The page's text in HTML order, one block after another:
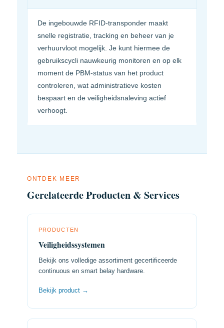
De ingebouwde RFID-transponder maakt
snelle registratie, tracking en beheer van je
verhuurvloot mogelijk. Je kunt hiermee de
gebruikscycli nauwkeurig monitoren en op elk
moment de PBM-status van het product
controleren, wat administratieve kosten
bespaart en de veiligheidsnaleving actief
verhoogt.
ONTDEK MEER
Gerelateerde Producten & Services
PRODUCTEN
Veiligheidssystemen
Bekijk ons volledige assortiment gecertificeerde
continuous en smart belay hardware.
Bekijk product →